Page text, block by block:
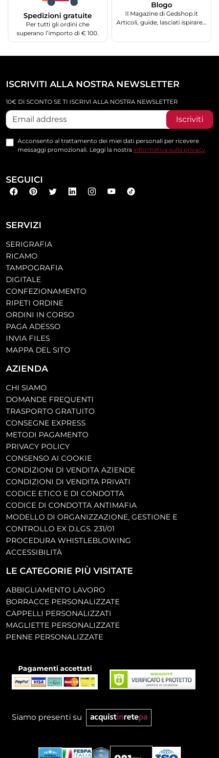
Spedizioni gratuite
Per tutti gli ordini che
superano l’importo di € 100.
Blogo
Il Magazine di Gedshop.it
Articoli, guide, lasciati ispirare...
SERVIZI
SERIGRAFIA
RICAMO
TAMPOGRAFIA
DIGITALE
CONFEZIONAMENTO
RIPETI ORDINE
ORDINI IN CORSO
PAGA ADESSO
INVIA FILES
MAPPA DEL SITO
AZIENDA
CHI SIAMO
DOMANDE FREQUENTI
TRASPORTO GRATUITO
CONSEGNE EXPRESS
METODI PAGAMENTO
PRIVACY POLICY
CONSENSO AI COOKIE
CONDIZIONI DI VENDITA AZIENDE
CONDIZIONI DI VENDITA PRIVATI
CODICE ETICO E DI CONDOTTA
CODICE DI CONDOTTA ANTIMAFIA
MODELLO DI ORGANIZZAZIONE, GESTIONE E
CONTROLLO EX D.LGS. 231/01
PROCEDURA WHISTLEBLOWING
ACCESSIBILITÀ
LE CATEGORIE PIÙ VISITATE
ABBIGLIAMENTO LAVORO
BORRACCE PERSONALIZZATE
CAPPELLI PERSONALIZZATI
MAGLIETTE PERSONALIZZATE
PENNE PERSONALIZZATE
ISCRIVITI ALLA NOSTRA NEWSLETTER
10€ DI SCONTO SE TI ISCRIVI ALLA NOSTRA NEWSLETTER
Iscriviti
Acconsento al trattamento dei miei dati personali per ricevere
messaggi promozionali. Leggi la nostra informativa sulla privacy
SEGUICI
Pagamenti accettati
Siamo presenti su